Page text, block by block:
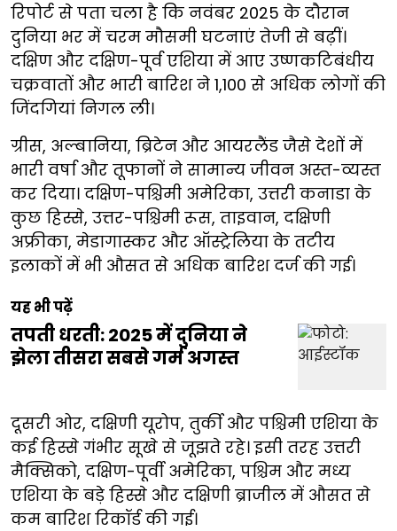
रिपोर्ट से पता चला है कि नवंबर 2025 के दौरान
दुनिया भर में चरम मौसमी घटनाएं तेजी से बढ़ीं।
दक्षिण और दक्षिण-पूर्व एशिया में आए उष्णकटिबंधीय
चक्रवातों और भारी बारिश ने 1,100 से अधिक लोगों की
जिंदगियां निगल ली।
ग्रीस, अल्बानिया, ब्रिटेन और आयरलैंड जैसे देशों में
भारी वर्षा और तूफानों ने सामान्य जीवन अस्त-व्यस्त
कर दिया। दक्षिण-पश्चिमी अमेरिका, उत्तरी कनाडा के
कुछ हिस्से, उत्तर-पश्चिमी रूस, ताइवान, दक्षिणी
अफ्रीका, मेडागास्कर और ऑस्ट्रेलिया के तटीय
इलाकों में भी औसत से अधिक बारिश दर्ज की गई।
यह भी पढ़ें
तपती धरती: 2025 में दुनिया ने
झेला तीसरा सबसे गर्म अगस्त
दूसरी ओर, दक्षिणी यूरोप, तुर्की और पश्चिमी एशिया के
कई हिस्से गंभीर सूखे से जूझते रहे। इसी तरह उत्तरी
मैक्सिको, दक्षिण-पूर्वी अमेरिका, पश्चिम और मध्य
एशिया के बड़े हिस्से और दक्षिणी ब्राजील में औसत से
कम बारिश रिकॉर्ड की गई।